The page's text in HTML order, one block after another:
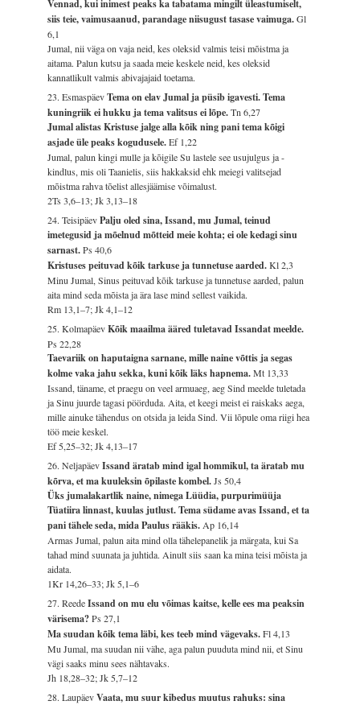
Vennad, kui inimest peaks ka tabatama mingilt üleastumiselt,
siis teie, vaimusaanud, parandage niisugust tasase vaimuga.Gl
6,1
Jumal, nii väga on vaja neid, kes oleksid valmis teisi mõistma ja
aitama. Palun kutsu ja saada meie keskele neid, kes oleksid
kannatlikult valmis abivajajaid toetama.
23. EsmaspäevTema on elav Jumal ja püsib igavesti. Tema
kuningriik ei hukku ja tema valitsus ei lõpe.Tn 6,27
Jumal alistas Kristuse jalge alla kõik ning pani tema kõigi
asjade üle peaks kogudusele.Ef 1,22
Jumal, palun kingi mulle ja kõigile Su lastele see usujulgus ja -
kindlus, mis oli Taanielis, siis hakkaksid ehk meiegi valitsejad
mõistma rahva tõelist allesjäämise võimalust.
2Ts 3,6–13; Jk 3,13–18
24. TeisipäevPalju oled sina, Issand, mu Jumal, teinud
imetegusid ja mõelnud mõtteid meie kohta; ei ole kedagi sinu
sarnast.Ps 40,6
Kristuses peituvad kõik tarkuse ja tunnetuse aarded.Kl 2,3
Minu Jumal, Sinus peituvad kõik tarkuse ja tunnetuse aarded, palun
aita mind seda mõista ja ära lase mind sellest vaikida.
Rm 13,1–7; Jk 4,1–12
25. KolmapäevKõik maailma ääred tuletavad Issandat meelde.
Ps 22,28
Taevariik on haputaigna sarnane, mille naine võttis ja segas
kolme vaka jahu sekka, kuni kõik läks hapnema.Mt 13,33
Issand, täname, et praegu on veel armuaeg, aeg Sind meelde tuletada
ja Sinu juurde tagasi pöörduda. Aita, et keegi meist ei raiskaks aega,
mille ainuke tähendus on otsida ja leida Sind. Vii lõpule oma riigi hea
töö meie keskel.
Ef 5,25–32; Jk 4,13–17
26. NeljapäevIssand äratab mind igal hommikul, ta äratab mu
kõrva, et ma kuuleksin õpilaste kombel.Js 50,4
Üks jumalakartlik naine, nimega Lüüdia, purpurimüüja
Tüatiira linnast, kuulas jutlust. Tema südame avas Issand, et ta
pani tähele seda, mida Paulus rääkis.Ap 16,14
Armas Jumal, palun aita mind olla tähelepanelik ja märgata, kui Sa
tahad mind suunata ja juhtida. Ainult siis saan ka mina teisi mõista ja
aidata.
1Kr 14,26–33; Jk 5,1–6
27. ReedeIssand on mu elu võimas kaitse, kelle ees ma peaksin
värisema?Ps 27,1
Ma suudan kõik tema läbi, kes teeb mind vägevaks.Fl 4,13
Mu Jumal, ma suudan nii vähe, aga palun puuduta mind nii, et Sinu
vägi saaks minu sees nähtavaks.
Jh 18,28–32; Jk 5,7–12
28. LaupäevVaata, mu suur kibedus muutus rahuks: sina